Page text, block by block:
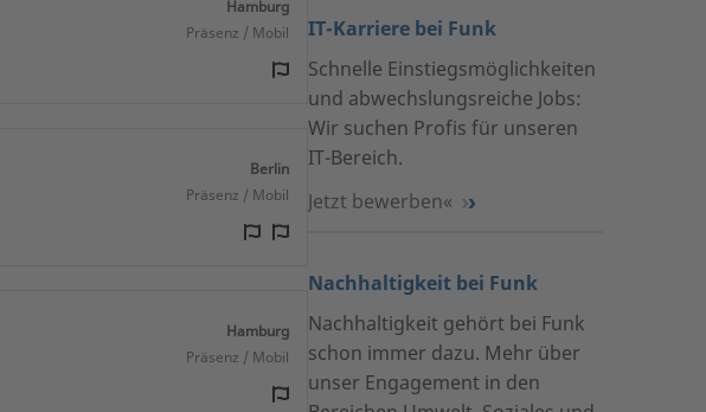
IT-Karriere bei Funk
Schnelle Einstiegsmöglichkeiten
und abwechslungsreiche Jobs:
Wir suchen Profis für unseren
IT-Bereich.
Jetzt bewerben
Nachhaltigkeit bei Funk
Nachhaltigkeit gehört bei Funk
schon immer dazu. Mehr über
unser Engagement in den
Hamburg
Präsenz / Mobil
Berlin
Präsenz / Mobil
Hamburg
Präsenz / Mobil